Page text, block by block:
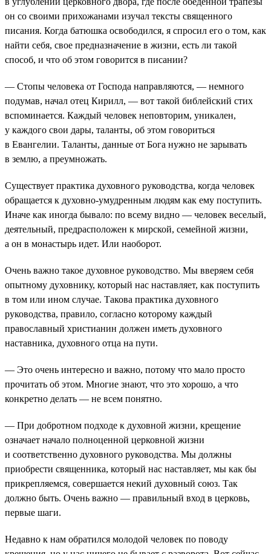
он со своими прихожанами изучал тексты священного
писания. Когда батюшка освободился, я спросил его о том, как
найти себя, свое предназначение в жизни, есть ли такой
способ, и что об этом говорится в писании?
— Стопы человека от Господа направляются, — немного
подумав, начал отец Кирилл, — вот такой библейский стих
вспоминается. Каждый человек неповторим, уникален,
у каждого свои дары, таланты, об этом говориться
в Евангелии. Таланты, данные от Бога нужно не зарывать
в землю, а преумножать.
Существует практика духовного руководства, когда человек
обращается к духовно-умудренным людям как ему поступить.
Иначе как иногда бывало: по всему видно — человек веселый,
деятельный, предрасположен к мирской, семейной жизни,
а он в монастырь идет. Или наоборот.
Очень важно такое духовное руководство. Мы вверяем себя
опытному духовнику, который нас наставляет, как поступить
в том или ином случае. Такова практика духовного
руководства, правило, согласно которому каждый
православный христианин должен иметь духовного
наставника, духовного отца на пути.
— Это очень интересно и важно, потому что мало просто
прочитать об этом. Многие знают, что это хорошо, а что
конкретно делать — не всем понятно.
— При добротном подходе к духовной жизни, крещение
означает начало полноценной церковной жизни
и соответственно духовного руководства. Мы должны
приобрести священника, который нас наставляет, мы как бы
прикрепляемся, совершается некий духовный союз. Так
должно быть. Очень важно — правильный вход в церковь,
первые шаги.
Недавно к нам обратился молодой человек по поводу